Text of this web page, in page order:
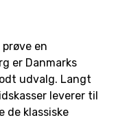
en
er Danmarks
udvalg. Langt
leverer til
de klassiske